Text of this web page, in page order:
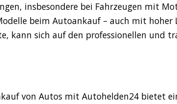
insbesondere bei Fahrzeugen mit
beim Autoankauf – auch mit hoher
kann sich auf den professionellen und
von Autos mit Autohelden24 bietet